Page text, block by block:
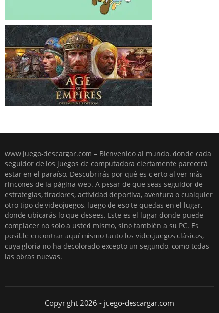
www.juego-descargar.com – Bienvenido al mundo, donde cada
seguidor de los juegos de computadora ciertamente parecerá
estar en el paraíso. Descubrirás por qué es cierto al ver más
rincones de la página web. A pesar de que seas seguidor de
estrategias, tiradores, actividad deportiva, aventura o cualquier
otro tipo de videojuegos, luego de eso te quedas en el lugar,
donde ubicarás lo que desees. Este es el lugar donde puede
complacer no solo a usted mismo, sino también a su PC. Es
posible encontrar aquí mismo tanto los videojuegos clásicos,
cuya gloria no ha decolorado excepto un segundo, como todas
las obras nuevas.
Copyright 2026 - juego-descargar.com